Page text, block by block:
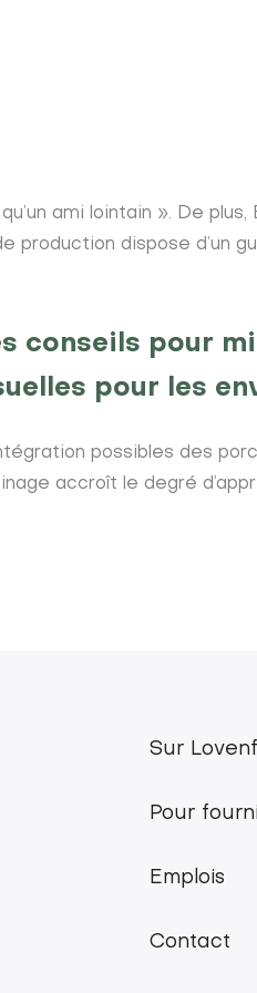
ami lointain ». De
production dispose d’un
conseils pour
pour les
possibles des
accroît le degré
main
menu
Sur
Pour
Emplois
Contact